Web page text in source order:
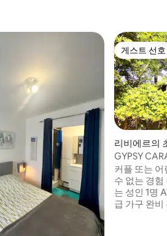
게스트 선호
게스트 선호
리비에르의
GYPSY
커플 또는 어
수 없는 경험
는 성인 1명
급 가구 완